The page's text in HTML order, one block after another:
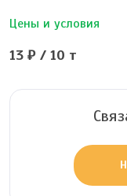
Цены и условия
13 ₽ / 10 т